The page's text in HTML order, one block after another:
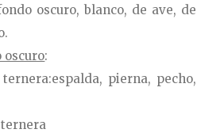
oscuro, blanco, de ave, de
oscuro:
pierna, pecho,
ternera